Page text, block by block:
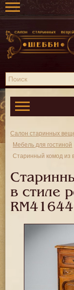
Салон старинных
Мебель для гостиной
Старинный комод из
в стиле